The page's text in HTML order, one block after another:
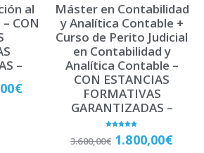
al
CON
–
€
Máster en Contabilidad
y Analítica Contable +
Curso de Perito Judicial
en Contabilidad y
Analítica Contable –
CON ESTANCIAS
FORMATIVAS
GARANTIZADAS –
con
5.00
3.600,00€ 1.800,00€